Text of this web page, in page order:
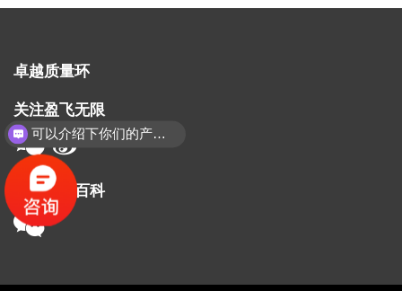
卓越质量环
关注盈飞无限
订阅质量百科
可以介绍下你们的产品么？